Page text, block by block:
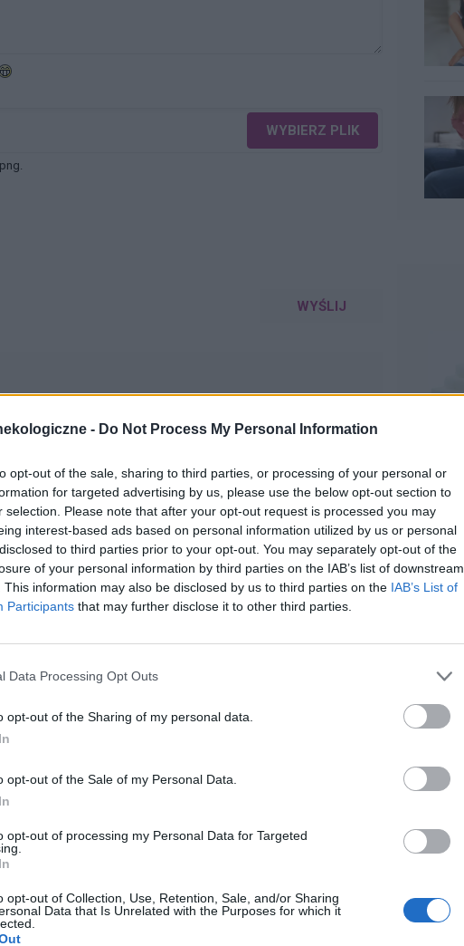
- Do Not Process My Personal Information
opt-out of the sale, sharing to third parties, or processing of your personal or
for targeted advertising by us, please use the below opt-out section to
selection. Please note that after your opt-out request is processed you may
interest-based ads based on personal information utilized by us or personal
to third parties prior to your opt-out. You may separately opt-out of the
of your personal information by third parties on the IAB’s list of downstream
This information may also be disclosed by us to third parties on the IAB’s List of
Participants that may further disclose it to other third parties.
Data Processing Opt Outs
opt-out of the Sharing of my personal data.
opt-out of the Sale of my Personal Data.
opt-out of processing my Personal Data for Targeted
opt-out of Collection, Use, Retention, Sale, and/or Sharing
Data that Is Unrelated with the Purposes for which it
WYBIERZ PLIK
WYŚLIJ
W maju myślałam że dostałam pierwszej miesiączki
okres. Przypominało to bardziej takie plamienie i to
śluz który jednego dnia był a na drugi dzień
3 dni a raz 6 jak przy miesiączce. Czy to normalne ?
wczoraj. Pomyliłam się. wczoraj odbyłam stosunek z
(ella 30mg) i je użyłam. Nie mam kolejnego krążka. do
teraz 7 dni przerwy i włożyć nowy krążek w
pacjentki
że mam zabieg a pojawiła mi się miesiączka. Czy
sobotę dostałam krwawienie z odstawienia i trwało